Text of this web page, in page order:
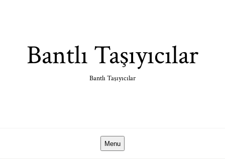
Bantlı Taşıyıcılar
Bantlı Taşıyıcılar
Menu